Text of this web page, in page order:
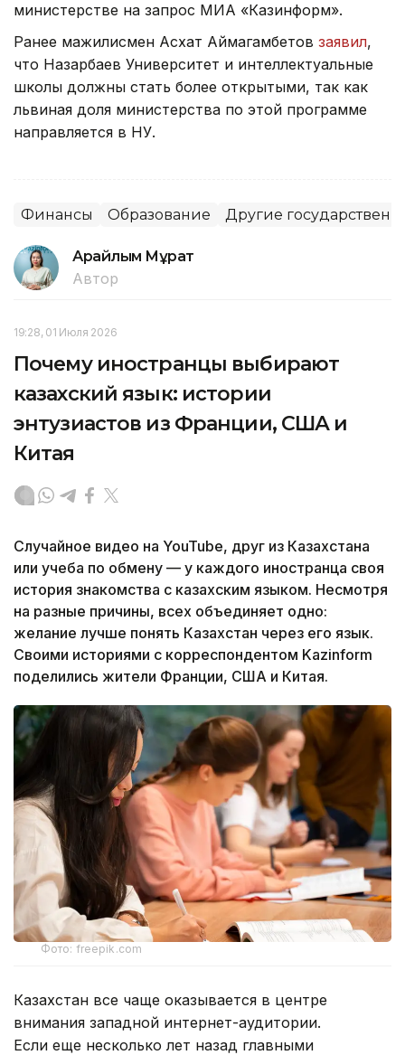
министерстве на запрос МИА «Казинформ».
Ранее мажилисмен Асхат Аймагамбетов заявил,
что Назарбаев Университет и интеллектуальные
школы должны стать более открытыми, так как
львиная доля министерства по этой программе
направляется в НУ.
Финансы Образование Другие
Арайлым Мұрат
Автор
19:28, 01 Июля 2026
Почему иностранцы выбирают
казахский язык: истории
энтузиастов из Франции, США и
Китая
Случайное видео на YouTube, друг из Казахстана
или учеба по обмену — у каждого иностранца своя
история знакомства с казахским языком. Несмотря
на разные причины, всех объединяет одно:
желание лучше понять Казахстан через его язык.
Своими историями с корреспондентом Kazinform
поделились жители Франции, США и Китая.
Фото: freepik.com
Казахстан все чаще оказывается в центре
внимания западной интернет-аудитории.
Если еще несколько лет назад главными